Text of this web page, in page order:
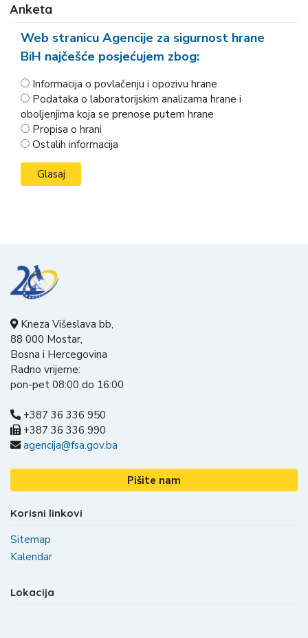
Anketa
Web stranicu Agencije za sigurnost hrane
BiH najčešće posjećujem zbog:
Informacija o povlačenju i opozivu hrane
Podataka o laboratorijskim analizama hrane i
oboljenjima koja se prenose putem hrane
Propisa o hrani
Ostalih informacija
Kneza Višeslava bb,
88 000 Mostar,
Bosna i Hercegovina
Radno vrijeme:
pon-pet 08:00 do 16:00
+387 36 336 950
+387 36 336 990
agencija@fsa.gov.ba
Pišite nam
Korisni linkovi
Sitemap
Kalendar
Lokacija